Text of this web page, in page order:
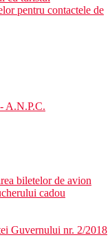
de studiouri si
mare, concepute
pentru contactele de
A.N.P.C.
biletelor de avion
cadou
Guvernului nr. 2/2018